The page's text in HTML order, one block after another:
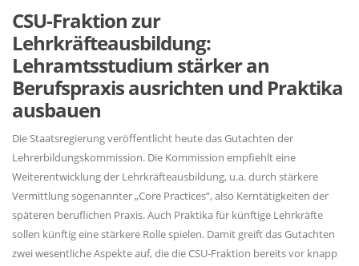
CSU-Fraktion zur
Lehrkräfteausbildung:
Lehramtsstudium stärker an
Berufspraxis ausrichten und Praktika
ausbauen
Die Staatsregierung veröffentlicht heute das Gutachten der
Lehrerbildungskommission. Die Kommission empfiehlt eine
Weiterentwicklung der Lehrkräfteausbildung, u.a. durch stärkere
Vermittlung sogenannter „Core Practices“, also Kerntätigkeiten der
späteren beruflichen Praxis. Auch Praktika für künftige Lehrkräfte
sollen künftig eine stärkere Rolle spielen. Damit greift das Gutachten
zwei wesentliche Aspekte auf, die die CSU-Fraktion bereits vor knapp